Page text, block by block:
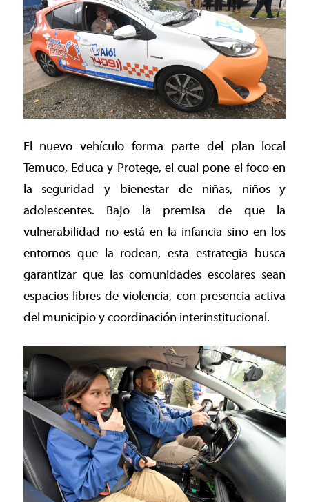
El nuevo vehículo forma parte del plan local
Temuco, Educa y Protege, el cual pone el foco en
la seguridad y bienestar de niñas, niños y
adolescentes. Bajo la premisa de que la
vulnerabilidad no está en la infancia sino en los
entornos que la rodean, esta estrategia busca
garantizar que las comunidades escolares sean
espacios libres de violencia, con presencia activa
del municipio y coordinación interinstitucional.